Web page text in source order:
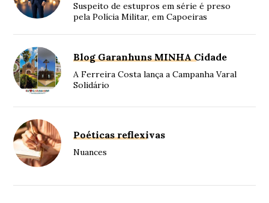
Suspeito de estupros em série é preso
pela Polícia Militar, em Capoeiras
Blog Garanhuns MINHA Cidade
A Ferreira Costa lança a Campanha Varal
Solidário
Poéticas reflexivas
Nuances